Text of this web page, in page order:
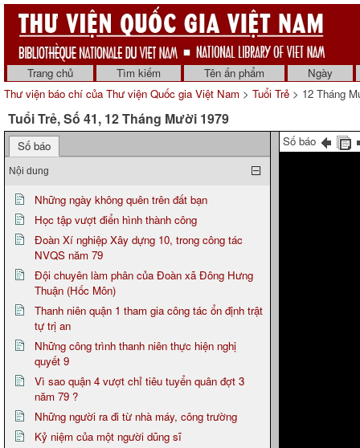
Trang chủ Tìm kiếm Tên ấn phẩm
Ngày
Thư viện báo chí của Thư viện Quốc gia Việt Nam > Tuổi Trẻ > 12 Tháng
Tuổi Trẻ, Số 41, 12 Tháng Mười 1979
Số báo
Nội dung
Những ngày không quên trên đất bạn
Học tập vượt điển hình thành công
Đoàn Xí nghiệp Xây dựng 10, trong công tác
NVQS năm 79
Đội chuyên làm phân của Đoàn xã Đông Hưng
Thuận (Hốc Môn)
Thanh niên quận 1 tham gia công tác ổn định trật
tự trị an
Những công trình thanh niên thực hiện nghị
quyết 9
Vì sao quận 4 vượt chỉ tiêu tuyển quân đợt 3
năm 79 ?
Những người ra đi từ nhà máy, công trường
Kỷ niệm của một người dũng sĩ
Số báo